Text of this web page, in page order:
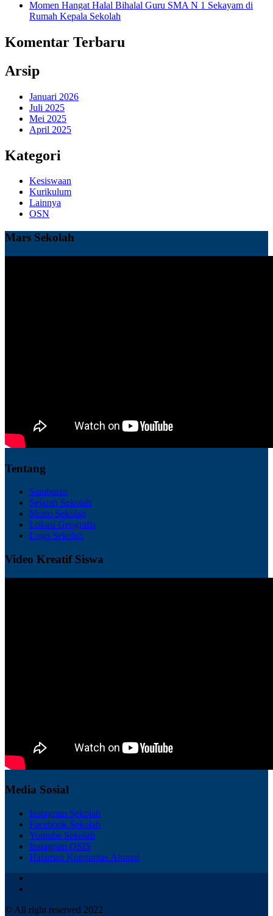
Momen Hangat Halal Bihalal Guru SMA N 1 Sekayam di
Rumah Kepala Sekolah
Komentar Terbaru
Arsip
Januari 2026
Juli 2025
Mei 2025
April 2025
Kategori
Kesiswaan
Kurikulum
Lainnya
OSN
Mars Sekolah
Tentang
Sambutan
Sejarah Sekolah
Motto Sekolah
Lokasi Geografis
Logo Sekolah
Video Kreatif Siswa
Media Sosial
Instagram Sekolah
Facebook Sekolah
Youtube Sekolah
Instagram OSIS
Halaman Komunitas Alumni
© All right reserved 2022